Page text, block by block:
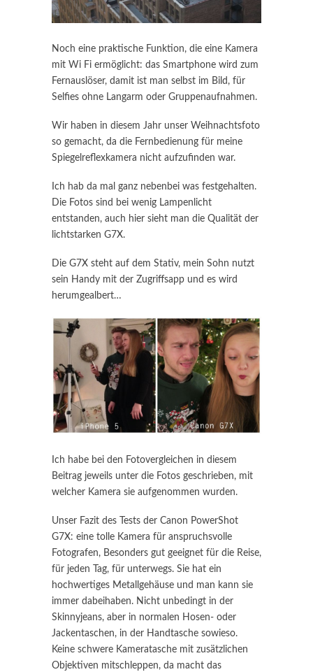
Noch eine praktische Funktion, die eine Kamera
mit Wi Fi ermöglicht: das Smartphone wird zum
Fernauslöser, damit ist man selbst im Bild, für
Selfies ohne Langarm oder Gruppenaufnahmen.
Wir haben in diesem Jahr unser Weihnachtsfoto
so gemacht, da die Fernbedienung für meine
Spiegelreflexkamera nicht aufzufinden war.
Ich hab da mal ganz nebenbei was festgehalten.
Die Fotos sind bei wenig Lampenlicht
entstanden, auch hier sieht man die Qualität der
lichtstarken G7X.
Die G7X steht auf dem Stativ, mein Sohn nutzt
sein Handy mit der Zugriffsapp und es wird
herumgealbert…
Ich habe bei den Fotovergleichen in diesem
Beitrag jeweils unter die Fotos geschrieben, mit
welcher Kamera sie aufgenommen wurden.
Unser Fazit des Tests der Canon PowerShot
G7X: eine tolle Kamera für anspruchsvolle
Fotografen, Besonders gut geeignet für die Reise,
für jeden Tag, für unterwegs. Sie hat ein
hochwertiges Metallgehäuse und man kann sie
immer dabeihaben. Nicht unbedingt in der
Skinnyjeans, aber in normalen Hosen- oder
Jackentaschen, in der Handtasche sowieso.
Keine schwere Kameratasche mit zusätzlichen
Objektiven mitschleppen, da macht das